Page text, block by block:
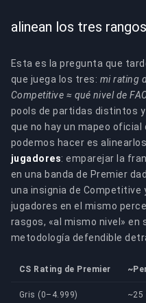
alinean los tres rangos
Esta es la pregunta que
que juega los tres: mi rating
Competitive ≈ qué nivel de
pools de partidas distintos
que no hay un mapeo oficial
podemos hacer es
jugadores: emparejar la
en una banda de Premier
una insignia de Competitive
jugadores en el mismo
rasgos, «al mismo nivel» en
metodología defendible
CS Rating de Premier
Gris (0–4.999)
~25